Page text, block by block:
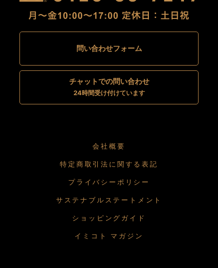
会社概要
特定商取引法に関する表記
プライバシーポリシー
サステナブルステートメント
ショッピングガイド
イミコト マガジン
問い合わせフォーム
チャットでの問い合わせ
24時間受け付けています